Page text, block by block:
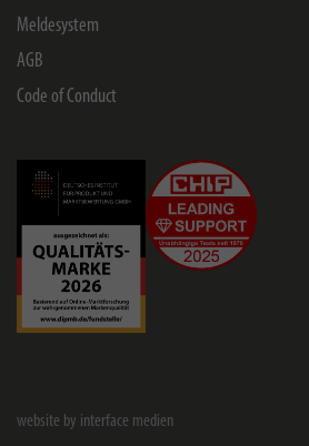
Meldesystem
AGB
Code of Conduct
website by interface medien